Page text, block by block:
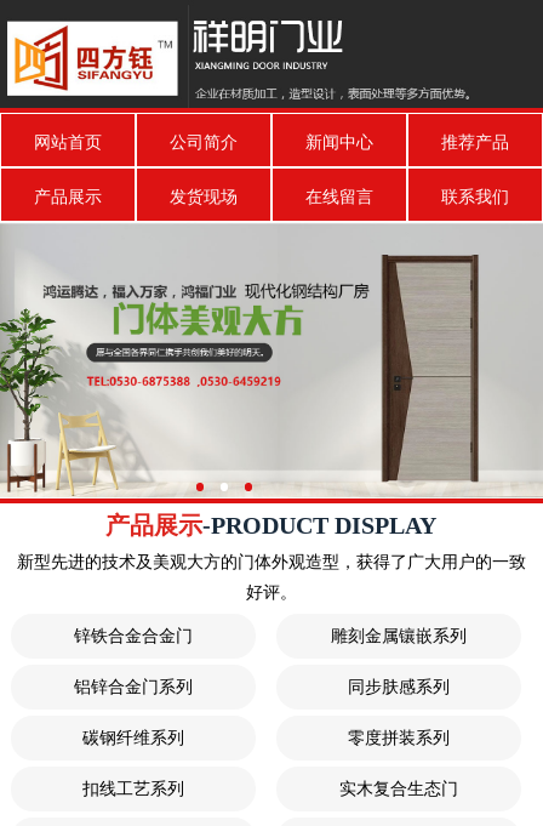
网站首页 公司简介 新闻中心 推荐产品
产品展示 发货现场 在线留言 联系我们
产品展示-PRODUCT DISPLAY
新型先进的技术及美观大方的门体外观造型，获得了广大用户的一致
好评。
锌铁合金合金门 雕刻金属镶嵌系列
铝锌合金门系列 同步肤感系列
碳钢纤维系列 零度拼装系列
扣线工艺系列 实木复合生态门